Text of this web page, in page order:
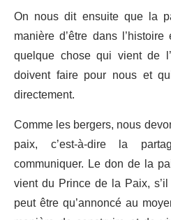
On nous dit ensuite que la
manière d’être dans
quelque chose qui vient de
doivent faire pour nous et
directement.
Comme les bergers, nous
paix, c’est-à-dire la
communiquer. Le don de la
vient du Prince de la Paix,
peut être qu’annoncé au